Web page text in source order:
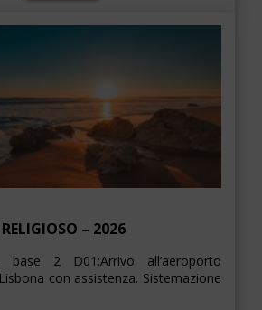
– 2026
2 D01:Arrivo all’aeroporto
con assistenza. Sistemazione